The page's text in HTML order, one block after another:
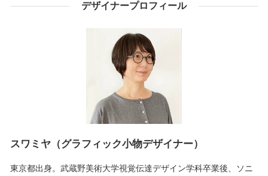
デザイナープロフィール
スワミヤ（グラフィック小物デザイナー）
東京都出身。武蔵野美術大学視覚伝達デザイン学科卒業後、ソニ